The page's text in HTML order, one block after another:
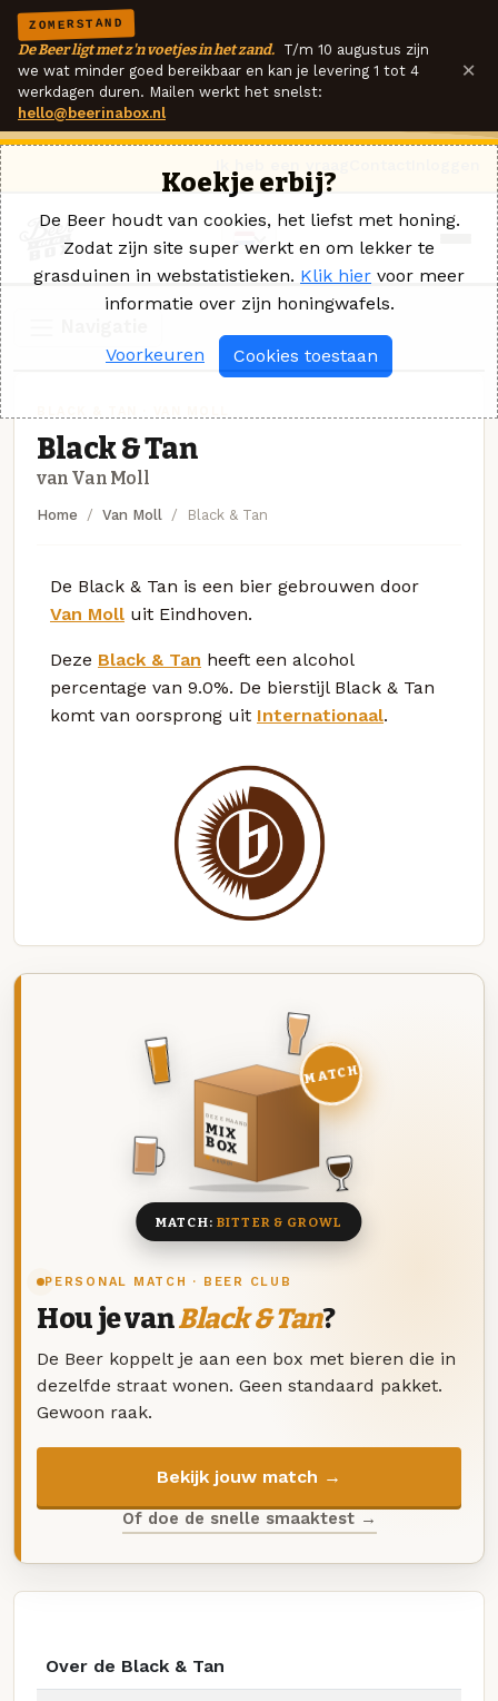
ZOMERSTAND
De Beer ligt met z'n voetjes in het zand. T/m 10 augustus zijn
we wat minder goed bereikbaar en kan je levering 1 tot 4
werkdagen duren. Mailen werkt het snelst:
hello@beerinabox.nl
×
Black & Tan
van Van Moll
Home Van Moll Black & Tan
De Black & Tan is een bier gebrouwen door
Van Moll uit Eindhoven.
Deze Black & Tan heeft een alcohol
percentage van 9.0%. De bierstijl Black & Tan
komt van oorsprong uit Internationaal.
PERSONAL MATCH · BEER CLUB
Hou je vanBlack & Tan?
De Beer koppelt je aan een box met bieren die in
dezelfde straat wonen. Geen standaard pakket.
Gewoon raak.
Bekijk jouw match →
Of doe de snelle smaaktest →
DEZE MAAND
MIX
BOX
8 BIEREN
MATCH
MATCH: BITTER & GROWL
Over de Black & Tan
Koekje erbij?
De Beer houdt van cookies, het liefst met honing.
Zodat zijn site super werkt en om lekker te
grasduinen in webstatistieken. Klik hier voor meer
informatie over zijn honingwafels.
Voorkeuren Cookies toestaan